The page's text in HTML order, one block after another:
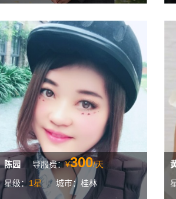
陈园 导服费：¥300/天
星级： 1星 城市：桂林